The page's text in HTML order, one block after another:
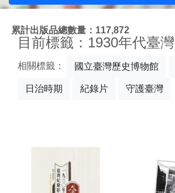
累計出版品總數量：117,872
目前標籤：1930年代臺灣
相關標籤： 國立臺灣歷史博物館
日治時期 紀錄片 守護臺灣